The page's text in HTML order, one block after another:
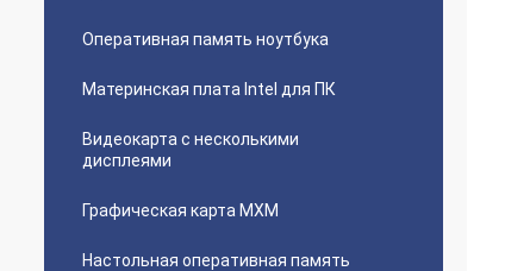
Оперативная память ноутбука
Материнская плата Intel для ПК
Видеокарта с несколькими
дисплеями
Графическая карта MXM
Настольная оперативная память